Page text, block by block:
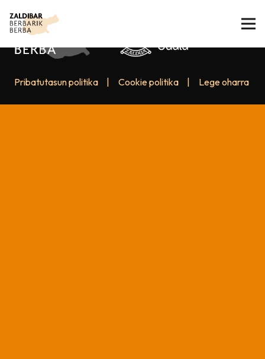
Pribatutasun politika Cookie politika Lege oharra